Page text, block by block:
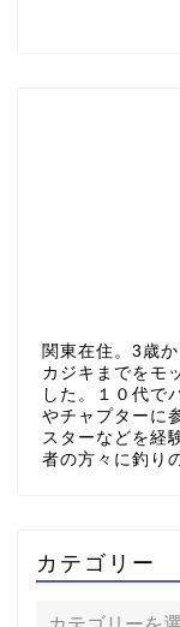
関東在住。3歳
カジキまでをモ
した。１０代で
やチャプターに
スターなどを経
者の方々に釣り
カテゴリー